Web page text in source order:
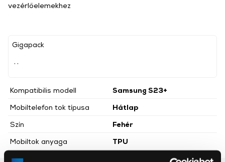
Gigapack
Kompatibilis modell
Samsung S23+
Mobiltelefon tok típusa
Hátlap
Szín
Fehér
Mobiltok anyaga
TPU
vezérlőelemekhez